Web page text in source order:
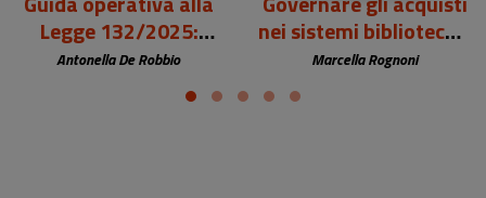
Legge 132/2025:
navigare l'intelligenza
artificiale in biblioteca
Antonella De Robbio
nei sistemi bibliotecari
degli Atenei:
responsabilità e
Marcella Rognoni